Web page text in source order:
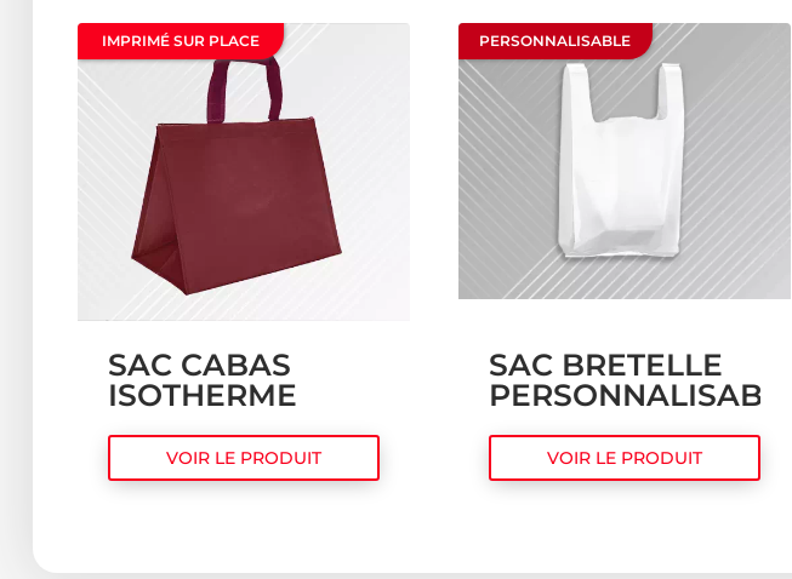
SAC CABAS
ISOTHERME
VOIR LE PRODUIT
IMPRIMÉ SUR PLACE
SAC BRETELLE
PERSONNALISABLE
VOIR LE PRODUIT
PERSONNALISABLE